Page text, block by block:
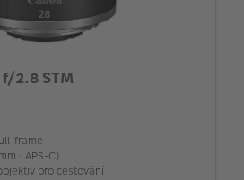
f/2.8 STM
frame
: APS-C)
pro cestování